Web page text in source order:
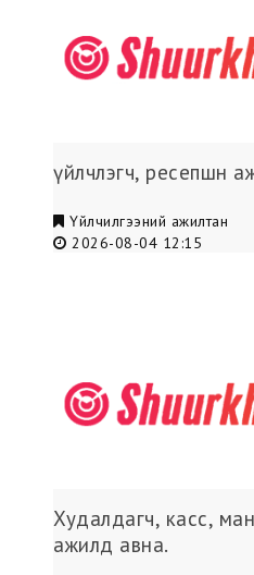
үйлчлэгч, ресепшн
Үйлчилгээний ажилтан
2026-08-04 12:15
Худалдагч, касс,
ажилд авна.